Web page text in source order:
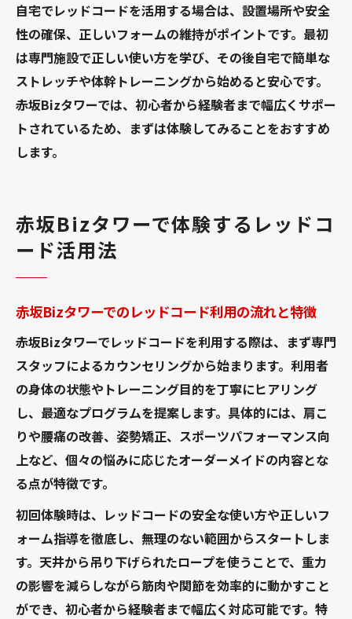
自宅でレッドコードを活用する場合は、設置場所や安全
性の確保、正しいフォームの維持がポイントです。最初
は専門施設で正しい使い方を学び、その後自宅で簡単な
ストレッチや体幹トレーニングから始めると安心です。
赤坂Bizタワーでは、初心者から経験者まで幅広くサポー
トされているため、まずは体験してみることをおすすめ
します。
赤坂Bizタワーで体験するレッドコ
ード活用法
赤坂Bizタワーでのレッドコード利用の流れと特徴
赤坂Bizタワーでレッドコードを利用する際は、まず専門
スタッフによるカウンセリングから始まります。利用者
の身体の状態やトレーニング目的を丁寧にヒアリング
し、最適なプログラムを提案します。具体的には、肩こ
りや腰痛の改善、姿勢矯正、スポーツパフォーマンス向
上など、個々の悩みに応じたオーダーメイドの内容とな
る点が特徴です。
初回体験時は、レッドコードの安全な使い方や正しいフ
ォーム指導を徹底し、無理のない範囲からスタートしま
す。天井から吊り下げられたロープを使うことで、重力
の影響を減らしながら筋肉や関節を効率的に動かすこと
ができ、初心者から経験者まで幅広く対応可能です。特